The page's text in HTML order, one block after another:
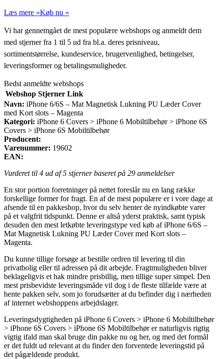
Læs mere »Køb nu »
Vi har gennemgået de mest populære webshops og anmeldt dem
med stjerner fra 1 til 5 ud fra bl.a. deres prisniveau,
sortimentstørrelse, kundeservice, brugervenlighed, betingelser,
leveringsformer og betalingsmuligheder.
Bedst anmeldte webshops
Webshop Stjerner Link
Navn: iPhone 6/6S – Mat Magnetisk Lukning PU Læder Cover
med Kort slots – Magenta
Kategori: iPhone 6 Covers > iPhone 6 Mobiltilbehør > iPhone 6S
Covers > iPhone 6S Mobiltilbehør
Producent:
Varenummer: 19602
EAN:
Vurderet til 4 ud af 5 stjerner baseret på 29 anmeldelser
En stor portion forretninger på nettet foreslår nu en lang række
forskellige former for fragt. En af de mest populære er i vore dage at
afsende til en pakkeshop, hvor du selv henter de nyindkøbte varer
på et valgfrit tidspunkt. Denne er altså yderst praktisk, samt typisk
desuden den mest letkøbte leveringstype ved køb af iPhone 6/6S –
Mat Magnetisk Lukning PU Læder Cover med Kort slots –
Magenta.
Du kunne tillige forsøge at bestille ordren til levering til din
privatbolig eller til adressen på dit arbejde. Fragtmuligheden bliver
beklageligvis et hak mindre prisbillig, men tillige super simpel. Den
mest prisbevidste leveringsmåde vil dog i de fleste tilfælde være at
hente pakken selv, som jo forudsætter at du befinder dig i nærheden
af internet webshoppens arbejdslager.
Leveringsdygtigheden på iPhone 6 Covers > iPhone 6 Mobiltilbehør
> iPhone 6S Covers > iPhone 6S Mobiltilbehør er naturligvis rigtig
vigtig ifald man skal bruge din pakke nu og her, og med det formål
er det fuldt ud relevant at du finder den forventede leveringstid på
det pågældende produkt.